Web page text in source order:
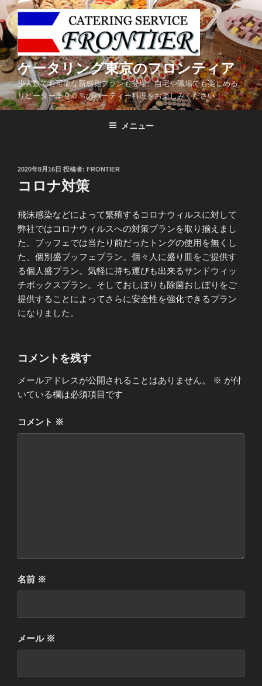
コ
ン
テ
ン
ツ
へ
キ
ケータリング東京のフロンティア
少人数でも可能な新感覚プランも登場。自宅や職場でも楽しめる
リピーター率９０％のパーティー料理をお楽しみください！
メニュー
投
日:
2020年8月16日 投稿者: FRONTIER
コロナ対策
飛沫感染などによって繁殖するコロナウィルスに対して
弊社ではコロナウィルスへの対策プランを取り揃えまし
た。ブッフェでは当たり前だったトングの使用を無くし
た、個別盛ブッフェプラン。個々人に盛り皿をご提供す
る個人盛プラン。気軽に持ち運びも出来るサンドウィッ
チボックスプラン。そしておしぼりも除菌おしぼりをご
提供することによってさらに安全性を強化できるプラン
になりました。
コメントを残す
メールアドレスが公開されることはありません。 ※ が付
いている欄は必須項目です
コメント ※
名前 ※
メール ※